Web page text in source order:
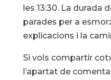
les 13:30. La durada
parades per a
explicacions i la
Si vols compartir
l’apartat de